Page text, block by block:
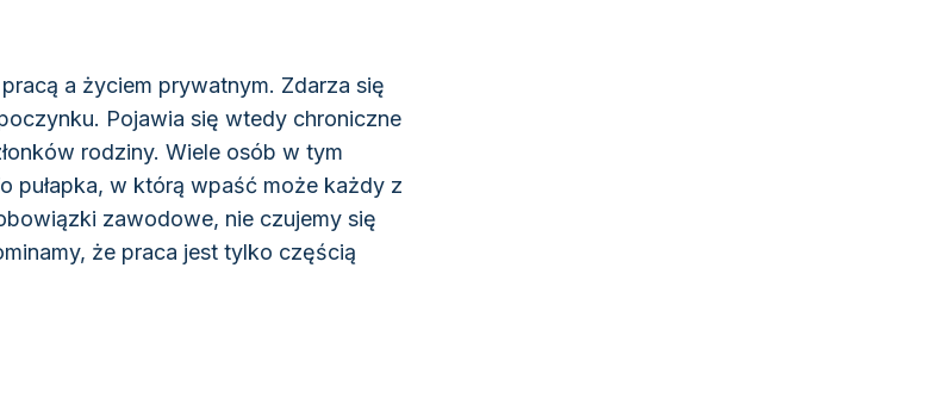
a życiem prywatnym. Zdarza się
Pojawia się wtedy chroniczne
rodziny. Wiele osób w tym
pułapka, w którą wpaść może każdy z
zawodowe, nie czujemy się
że praca jest tylko częścią